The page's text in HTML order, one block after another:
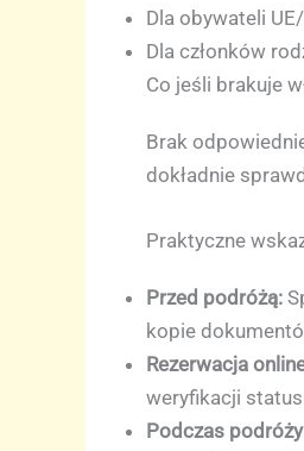
Dla obywateli
Dla członków
Co jeśli brakuje
Brak
dokładnie
Praktyczne
Przed podróżą:
kopie
Rezerwacja
weryfikacji
Podczas